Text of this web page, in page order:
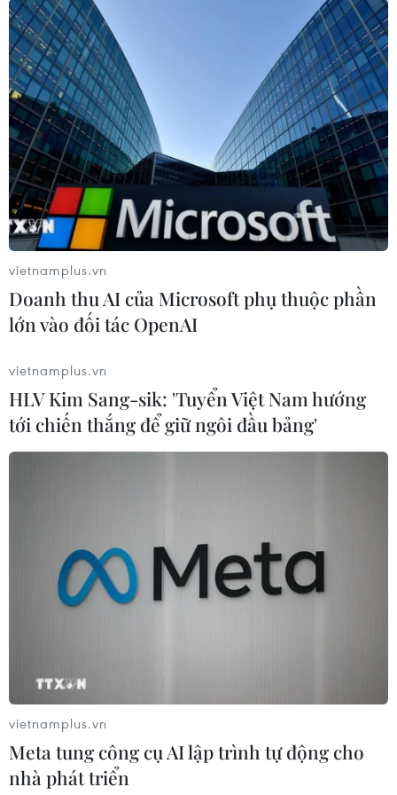
#cảnh sát Tunisia #đảng Ennahda
TIN LIÊN QUAN
vietnamplus.vn
Doanh thu AI của Microsoft phụ thuộc phần
lớn vào đối tác OpenAI
vietnamplus.vn
HLV Kim Sang-sik: 'Tuyển Việt Nam hướng
tới chiến thắng để giữ ngôi đầu bảng'
vietnamplus.vn
Meta tung công cụ AI lập trình tự động cho
nhà phát triển